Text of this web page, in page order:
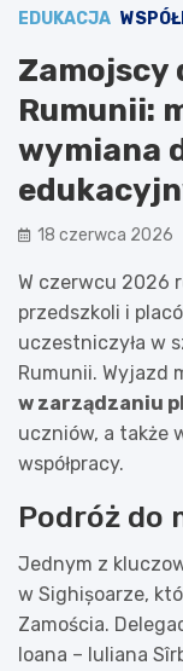
EDUKACJA
Zamojscy
Rumunii:
wymiana
18 czerwca 2026
W czerwcu 2026
przedszkoli i
uczestniczyła w
Rumunii. Wyjazd
w zarządzaniu
uczniów, a także
współpracy.
Podróż do
Jednym z
w Sighișoarze,
Zamościa.
Ioana – Iuliana